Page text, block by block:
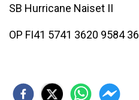
SB Hurricane Naiset II
OP FI41 5741 3620 9584 36